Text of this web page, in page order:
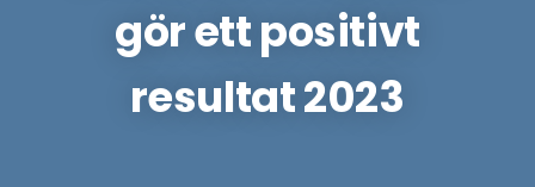
gör ett positivt
resultat 2023